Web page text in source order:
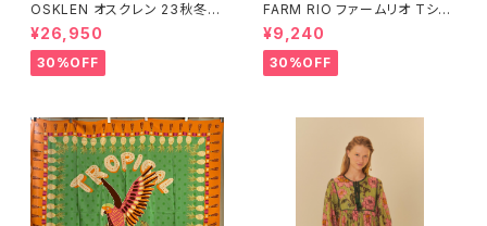
OSKLEN オスクレン 23秋冬
ボトムス 1045-69665
¥26,950
30%OFF
FARM RIO ファームリオ Tシャ
ツ HOHOHO
¥9,240
30%OFF